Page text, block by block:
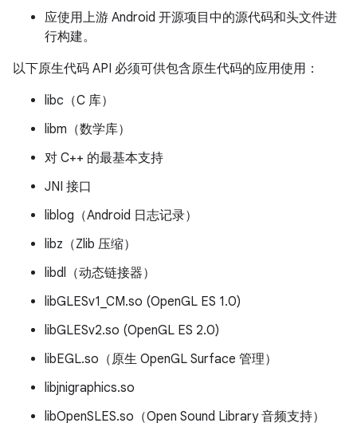
应使用上游 Android 开源项目中的源代码和头文件进
行构建。
以下原生代码 API 必须可供包含原生代码的应用使用：
libc（C 库）
libm（数学库）
对 C++ 的最基本支持
JNI 接口
liblog（Android 日志记录）
libz（Zlib 压缩）
libdl（动态链接器）
libGLESv1_CM.so (OpenGL ES 1.0)
libGLESv2.so (OpenGL ES 2.0)
libEGL.so（原生 OpenGL Surface 管理）
libjnigraphics.so
libOpenSLES.so（Open Sound Library 音频支持）